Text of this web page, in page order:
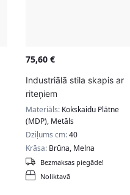
75,60 €
Industriālā stila skapis ar
riteņiem
Materiāls: Kokskaidu Plātne
(MDP), Metāls
Dziļums cm:40
Krāsa: Brūna, Melna
Noliktavā
Bezmaksas piegāde!